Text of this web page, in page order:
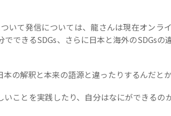
いて発信については、龍さんは現在オンラ
でできるSDGs、さらに日本と海外のSDGsの
の解釈と本来の語源と違ったりするんだとか
いことを実践したり、自分はなにができるの